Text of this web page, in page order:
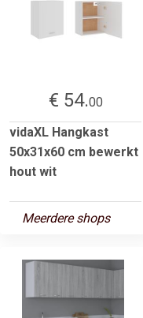
€ 54.00
vidaXL Hangkast
50x31x60 cm bewerkt
hout wit
Meerdere shops